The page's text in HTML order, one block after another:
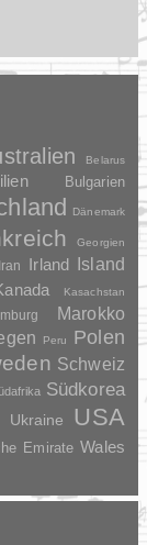
Belarus
Bulgarien
Dänemark
Georgien
Iran Irland
Island
Kasachstan
Marokko
Peru
Polen
Schweiz
Südkorea
Ukraine USA
Emirate Wales